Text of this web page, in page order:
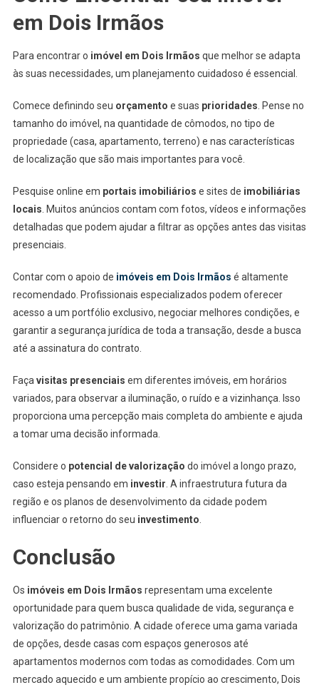
em Dois Irmãos
Para encontrar o imóvel em Dois Irmãos que melhor se adapta
às suas necessidades, um planejamento cuidadoso é essencial.
Comece definindo seu orçamento e suas prioridades . Pense no
tamanho do imóvel, na quantidade de cômodos, no tipo de
propriedade (casa, apartamento, terreno) e nas características
de localização que são mais importantes para você.
Pesquise online em portais imobiliários e sites de imobiliárias
locais . Muitos anúncios contam com fotos, vídeos e informações
detalhadas que podem ajudar a filtrar as opções antes das visitas
presenciais.
Contar com o apoio de imóveis em Dois Irmãos é altamente
recomendado. Profissionais especializados podem oferecer
acesso a um portfólio exclusivo, negociar melhores condições, e
garantir a segurança jurídica de toda a transação, desde a busca
até a assinatura do contrato.
Faça visitas presenciais em diferentes imóveis, em horários
variados, para observar a iluminação, o ruído e a vizinhança. Isso
proporciona uma percepção mais completa do ambiente e ajuda
a tomar uma decisão informada.
Considere o potencial de valorização do imóvel a longo prazo,
caso esteja pensando em investir . A infraestrutura futura da
região e os planos de desenvolvimento da cidade podem
influenciar o retorno do seu investimento
Conclusão
Os imóveis em Dois Irmãos representam uma excelente
oportunidade para quem busca qualidade de vida, segurança e
valorização do patrimônio. A cidade oferece uma gama variada
de opções, desde casas com espaços generosos até
apartamentos modernos com todas as comodidades. Com um
mercado aquecido e um ambiente propício ao crescimento, Dois